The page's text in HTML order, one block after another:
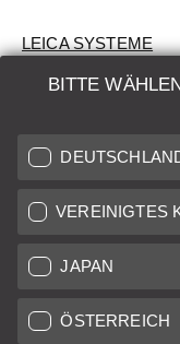
BITTE
JAPAN
ÖSTERREICH
LEICA SYSTEME
BEWERTUNG
AUKTION
BRAND NEW
LEICA STORES